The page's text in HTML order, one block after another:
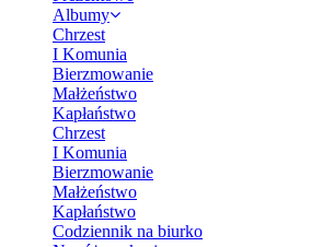
Albumy
Chrzest
I Komunia
Bierzmowanie
Małżeństwo
Kapłaństwo
Chrzest
I Komunia
Bierzmowanie
Małżeństwo
Kapłaństwo
Codziennik na biurko